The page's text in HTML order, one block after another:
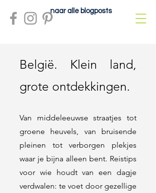
naar alle blogposts
België. Klein land,
grote ontdekkingen.
Van middeleeuwse straatjes tot
groene heuvels, van bruisende
pleinen tot verborgen plekjes
waar je bijna alleen bent. Reistips
voor wie houdt van een dagje
verdwalen: te voet door gezellige